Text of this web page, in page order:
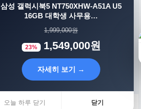
리스렌트 성지
삼성 갤럭시북5 NT750XHW-A51A U5
16GB 대학생 사무용…
1,999,000원
23% 1,549,000원
자세히 보기 →
오늘 하루 닫기 닫기